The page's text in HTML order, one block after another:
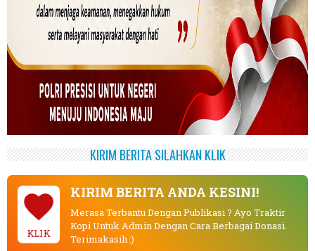
KIRIM BERITA SILAHKAN KLIK
KLIK
KIRIM BERITA ANDA KESINI!
Merasa Terbantu Dengan Publikasi ? Ayo Traktir
Kopi Untuk Admin Dengan Cara Berbagai Donasi.
Terimakasih :)